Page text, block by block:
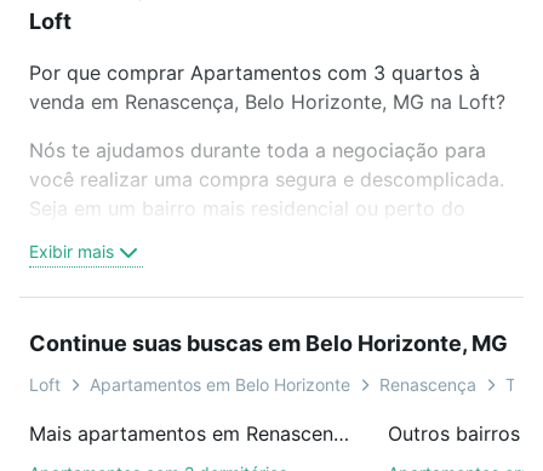
Loft
Por que comprar Apartamentos com 3 quartos à
venda em Renascença, Belo Horizonte, MG na Loft?
Nós te ajudamos durante toda a negociação para
você realizar uma compra segura e descomplicada.
Seja em um bairro mais residencial ou perto do
oferta ideal de Apartamentos com 3 quartos à
venda em Renascença, Belo Horizonte, MG para
ou por videochamada, é grátis, sem compromisso e
você ainda conta com mais de 46 mil corretores e
de imóveis.
Exibir mais
Continue suas buscas em Belo Horizonte, MG
Loft Apartamentos em Belo Horizonte Renascença
Mais apartamentos em Renascença